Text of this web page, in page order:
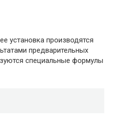
установка производятся
предварительных
специальные формулы